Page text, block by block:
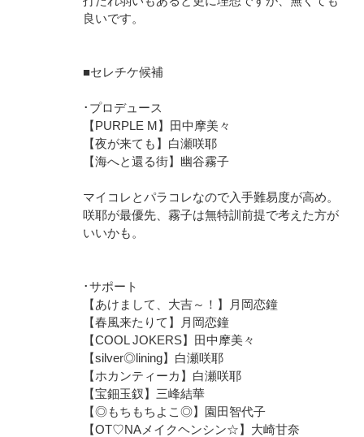
良いです。
■セレチケ候補
･プロデュース
【PURPLE M】田中摩美々
【夜が来ても】白瀬咲耶
【海へと還る街】幽谷霧子
マイコレとパラコレなので入手難易度が高め。
咲耶が最優先、霧子は無特訓前提で考えた方が
いいかも。
･サポート
【あけまして、大吉～！】月岡恋鐘
【春風来たりて】月岡恋鐘
【COOL JOKERS】田中摩美々
【silver◎lining】白瀬咲耶
【ホカンティーカ】白瀬咲耶
【宝鈿玉釵】三峰結華
【◎もちもちよこ◎】園田智代子
【OT♡NAメイクヘンシン☆】大崎甘奈